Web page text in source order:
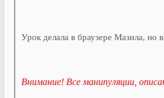
Урок делала в браузере Мазила,
Внимание! Все манипуляции,